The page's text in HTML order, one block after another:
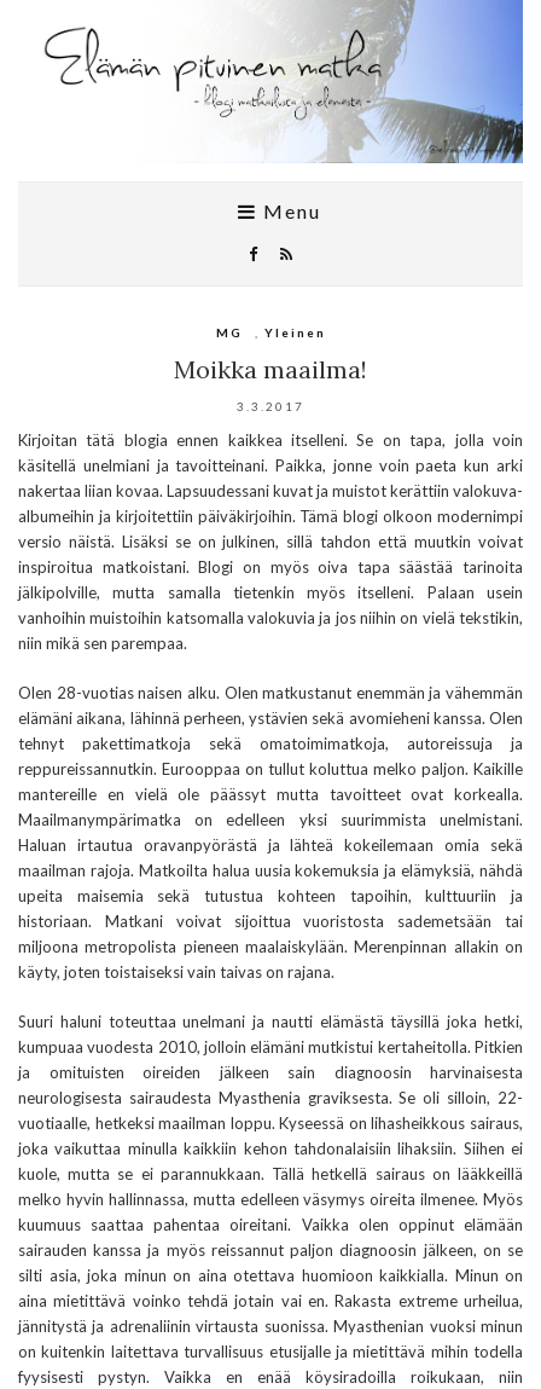
Menu
MG Yleinen
Moikka maailma!
3.3.2017
Kirjoitan tätä blogia ennen kaikkea itselleni. Se on tapa, jolla voin
käsitellä unelmiani ja tavoitteinani. Paikka, jonne voin paeta kun arki
nakertaa liian kovaa. Lapsuudessani kuvat ja muistot kerättiin valokuva-
albumeihin ja kirjoitettiin päiväkirjoihin. Tämä blogi olkoon modernimpi
versio näistä. Lisäksi se on julkinen, sillä tahdon että muutkin voivat
inspiroitua matkoistani. Blogi on myös oiva tapa säästää tarinoita
jälkipolville, mutta samalla tietenkin myös itselleni. Palaan usein
vanhoihin muistoihin katsomalla valokuvia ja jos niihin on vielä tekstikin,
niin mikä sen parempaa.
Olen 28-vuotias naisen alku. Olen matkustanut enemmän ja vähemmän
elämäni aikana, lähinnä perheen, ystävien sekä avomieheni kanssa. Olen
tehnyt pakettimatkoja sekä omatoimimatkoja, autoreissuja ja
reppureissannutkin. Eurooppaa on tullut koluttua melko paljon. Kaikille
mantereille en vielä ole päässyt mutta tavoitteet ovat korkealla.
Maailmanympärimatka on edelleen yksi suurimmista unelmistani.
Haluan irtautua oravanpyörästä ja lähteä kokeilemaan omia sekä
maailman rajoja. Matkoilta halua uusia kokemuksia ja elämyksiä, nähdä
upeita maisemia sekä tutustua kohteen tapoihin, kulttuuriin ja
historiaan. Matkani voivat sijoittua vuoristosta sademetsään tai
miljoona metropolista pieneen maalaiskylään. Merenpinnan allakin on
käyty, joten toistaiseksi vain taivas on rajana.
Suuri haluni toteuttaa unelmani ja nautti elämästä täysillä joka hetki,
kumpuaa vuodesta 2010, jolloin elämäni mutkistui kertaheitolla. Pitkien
ja omituisten oireiden jälkeen sain diagnoosin harvinaisesta
neurologisesta sairaudesta Myasthenia graviksesta. Se oli silloin, 22-
vuotiaalle, hetkeksi maailman loppu. Kyseessä on lihasheikkous sairaus,
joka vaikuttaa minulla kaikkiin kehon tahdonalaisiin lihaksiin. Siihen ei
kuole, mutta se ei parannukkaan. Tällä hetkellä sairaus on lääkkeillä
melko hyvin hallinnassa, mutta edelleen väsymys oireita ilmenee. Myös
kuumuus saattaa pahentaa oireitani. Vaikka olen oppinut elämään
sairauden kanssa ja myös reissannut paljon diagnoosin jälkeen, on se
silti asia, joka minun on aina otettava huomioon kaikkialla. Minun on
aina mietittävä voinko tehdä jotain vai en. Rakasta extreme urheilua,
jännitystä ja adrenaliinin virtausta suonissa. Myasthenian vuoksi minun
on kuitenkin laitettava turvallisuus etusijalle ja mietittävä mihin todella
fyysisesti pystyn. Vaikka en enää köysiradoilla roikukaan, niin